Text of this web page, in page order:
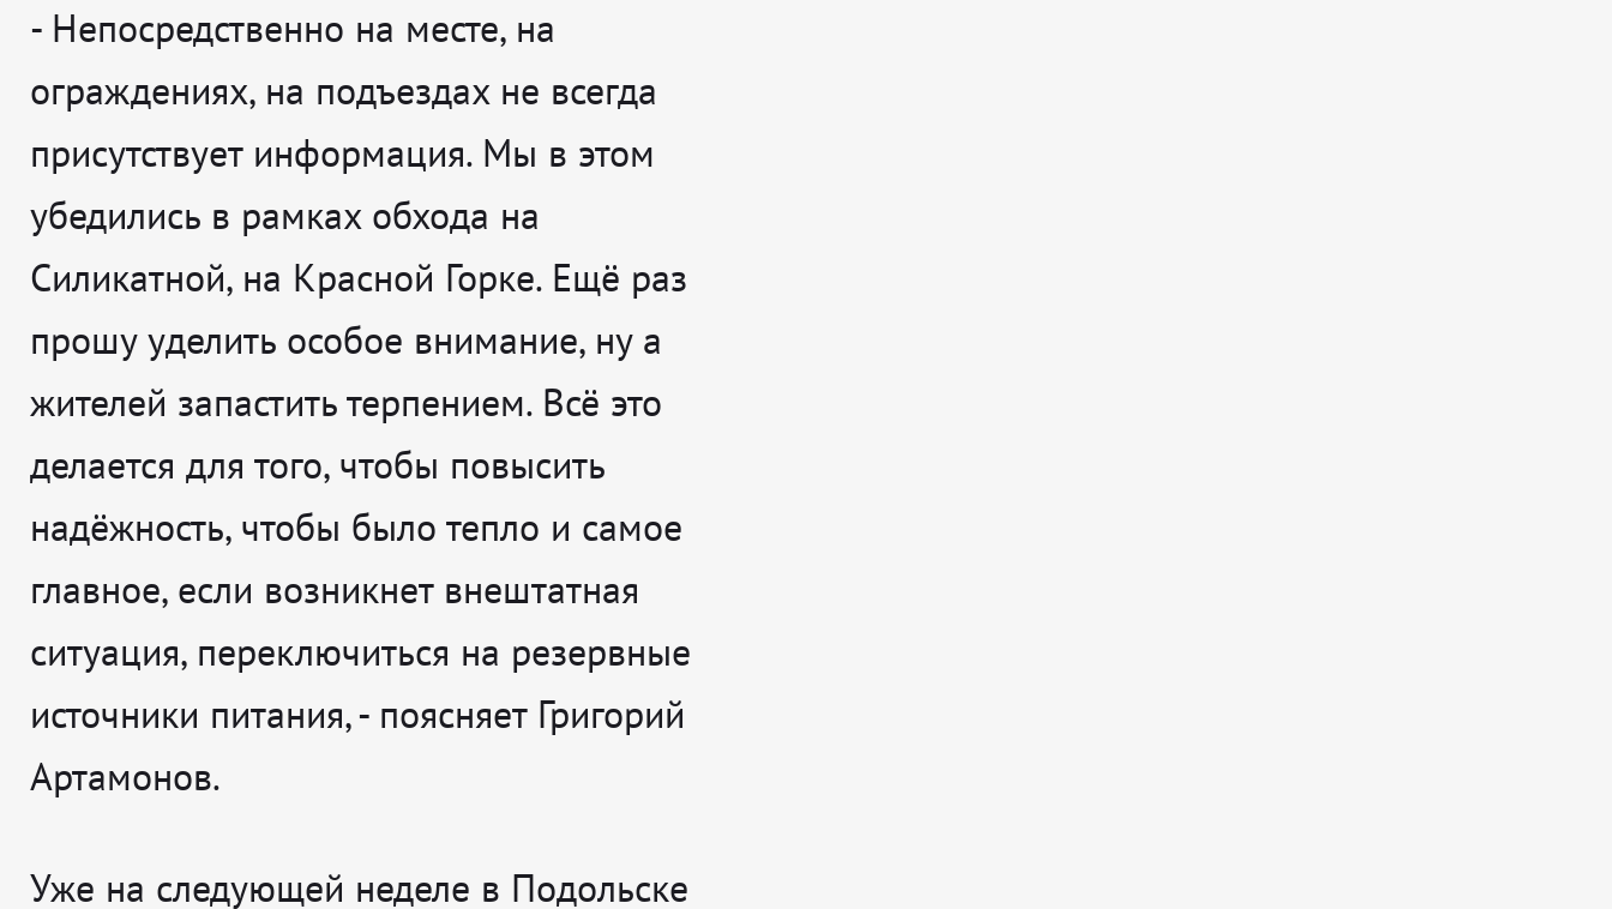
- Непосредственно на месте, на
ограждениях, на подъездах не всегда
присутствует информация. Мы в этом
убедились в рамках обхода на
Силикатной, на Красной Горке. Ещё раз
прошу уделить особое внимание, ну а
жителей запастить терпением. Всё это
делается для того, чтобы повысить
надёжность, чтобы было тепло и самое
главное, если возникнет внештатная
ситуация, переключиться на резервные
источники питания, - поясняет Григорий
Артамонов.
Уже на следующей неделе в Подольске